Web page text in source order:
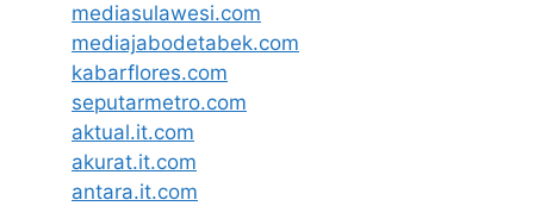
mediasulawesi.com
mediajabodetabek.com
kabarflores.com
seputarmetro.com
aktual.it.com
akurat.it.com
antara.it.com